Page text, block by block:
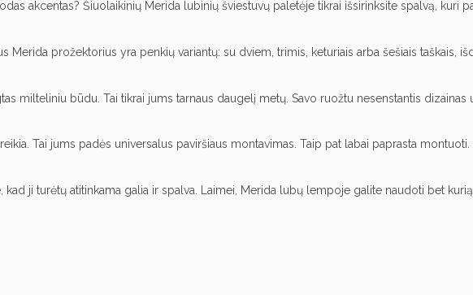
akcentas? Šiuolaikinių Merida lubinių šviestuvų paletėje tikrai išsirinksite spalvą, kuri
Merida prožektorius yra penkių variantų: su dviem, trimis, keturiais arba šešiais taškais,
milteliniu būdu. Tai tikrai jums tarnaus daugelį metų. Savo ruožtu nesenstantis dizainas
Tai jums padės universalus paviršiaus montavimas. Taip pat labai paprasta montuoti.
kad ji turėtų atitinkama galia ir spalva. Laimei, Merida lubų lempoje galite naudoti bet